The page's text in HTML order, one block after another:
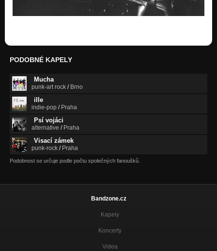
PODOBNÉ KAPELY
Mucha
punk-art rock / Brno
ille
indie-pop / Praha
Psí vojáci
alternative / Praha
Visací zámek
punk-rock / Praha
Podobnost se určuje podle počtu společných fanoušků.
Bandzone.cz
Kapely
Koncerty
Videa